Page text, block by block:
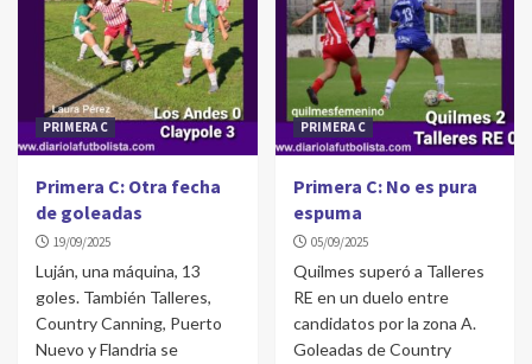
PRIMERA C
Primera C: Otra fecha
de goleadas
19/09/2025
Luján, una máquina, 13
goles. También Talleres,
Country Canning, Puerto
Nuevo y Flandria se
PRIMERA C
Primera C: No es pura
espuma
05/09/2025
Quilmes superó a Talleres
RE en un duelo entre
candidatos por la zona A.
Goleadas de Country